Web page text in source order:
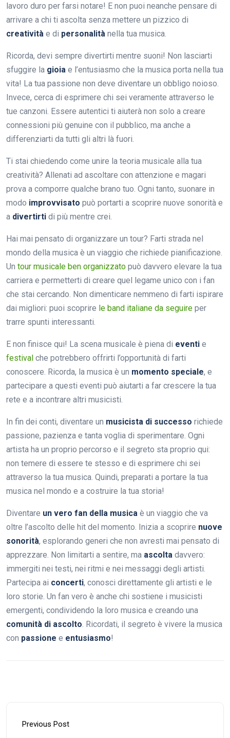
lavoro duro per farsi notare! E non puoi neanche pensare di
arrivare a chi ti ascolta senza mettere un pizzico di
creatività e di personalità nella tua musica.
Ricorda, devi sempre divertirti mentre suoni! Non lasciarti
sfuggire la gioia e l’entusiasmo che la musica porta nella tua
vita! La tua passione non deve diventare un obbligo noioso.
Invece, cerca di esprimere chi sei veramente attraverso le
tue canzoni. Essere autentici ti aiuterà non solo a creare
connessioni più genuine con il pubblico, ma anche a
differenziarti da tutti gli altri là fuori.
Ti stai chiedendo come unire la teoria musicale alla tua
creatività? Allenati ad ascoltare con attenzione e magari
prova a comporre qualche brano tuo. Ogni tanto, suonare in
modo improvvisato può portarti a scoprire nuove sonorità e
a divertirti di più mentre crei.
Hai mai pensato di organizzare un tour? Farti strada nel
mondo della musica è un viaggio che richiede pianificazione.
Un tour musicale ben organizzato può davvero elevare la tua
carriera e permetterti di creare quel legame unico con i fan
che stai cercando. Non dimenticare nemmeno di farti ispirare
dai migliori: puoi scoprire le band italiane da seguire per
trarre spunti interessanti.
E non finisce qui! La scena musicale è piena di eventi e
festival che potrebbero offrirti l’opportunità di farti
conoscere. Ricorda, la musica è un momento speciale, e
partecipare a questi eventi può aiutarti a far crescere la tua
rete e a incontrare altri musicisti.
In fin dei conti, diventare un musicista di successo richiede
passione, pazienza e tanta voglia di sperimentare. Ogni
artista ha un proprio percorso e il segreto sta proprio qui:
non temere di essere te stesso e di esprimere chi sei
attraverso la tua musica. Quindi, preparati a portare la tua
musica nel mondo e a costruire la tua storia!
Diventare un vero fan della musica è un viaggio che va
oltre l’ascolto delle hit del momento. Inizia a scoprire nuove
sonorità, esplorando generi che non avresti mai pensato di
apprezzare. Non limitarti a sentire, ma ascolta davvero:
immergiti nei testi, nei ritmi e nei messaggi degli artisti.
Partecipa ai concerti, conosci direttamente gli artisti e le
loro storie. Un fan vero è anche chi sostiene i musicisti
emergenti, condividendo la loro musica e creando una
comunità di ascolto . Ricordati, il segreto è vivere la musica
con passione e entusiasmo!
Previous Post